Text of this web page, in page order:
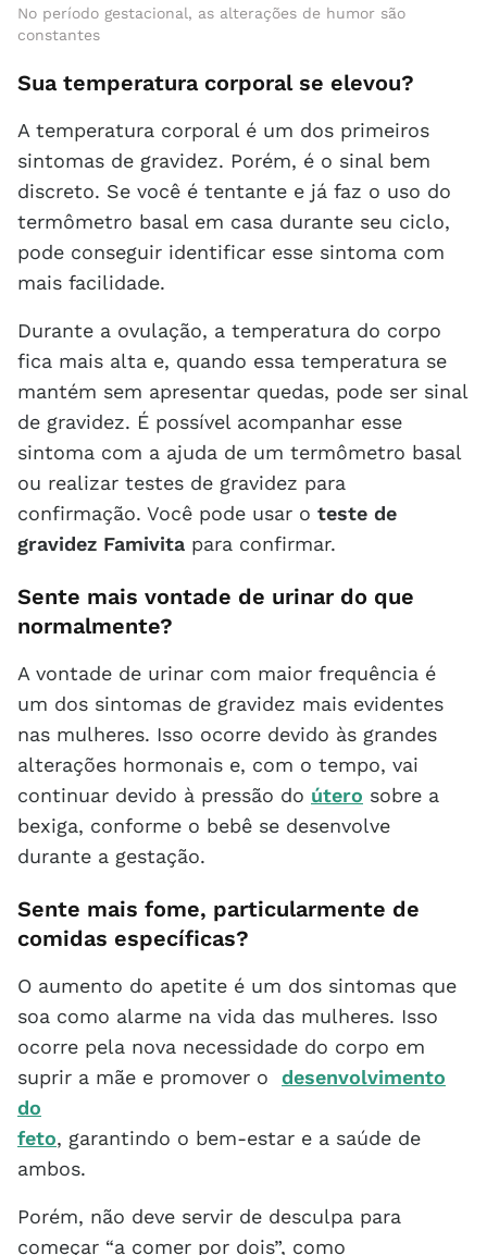
No período gestacional, as alterações de humor são
constantes
Sua temperatura corporal se elevou?
A temperatura corporal é um dos primeiros
sintomas de gravidez. Porém, é o sinal bem
discreto. Se você é tentante e já faz o uso do
termômetro basal em casa durante seu ciclo,
pode conseguir identificar esse sintoma com
mais facilidade.
Durante a ovulação, a temperatura do corpo
fica mais alta e, quando essa temperatura se
mantém sem apresentar quedas, pode ser sinal
de gravidez. É possível acompanhar esse
sintoma com a ajuda de um termômetro basal
ou realizar testes de gravidez para
confirmação. Você pode usar o teste de
gravidez Famivita para confirmar.
Sente mais vontade de urinar do que
normalmente?
A vontade de urinar com maior frequência é
um dos sintomas de gravidez mais evidentes
nas mulheres. Isso ocorre devido às grandes
alterações hormonais e, com o tempo, vai
continuar devido à pressão do útero sobre a
bexiga, conforme o bebê se desenvolve
durante a gestação.
Sente mais fome, particularmente de
comidas específicas?
O aumento do apetite é um dos sintomas que
soa como alarme na vida das mulheres. Isso
ocorre pela nova necessidade do corpo em
suprir a mãe e promover o desenvolvimento
do
feto, garantindo o bem-estar e a saúde de
ambos.
Porém, não deve servir de desculpa para
começar “a comer por dois”, como